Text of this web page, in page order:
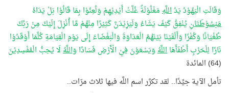
وَقَالَتِ الْيَهُوْدُ يَدُاللَّهِمَغْلُوْلَةٌ غُلَّتْ أَيْدِيْهِمْ وَلُعِنُوْا بِمَا قَالُوْا بَلْ يَدَاهُ
مَبْسُوْطَتَانِ يُنْفِقُ كَيْفَ يَشَاءُ وَلَيَزِيْدَنَّ كَثِيْرًا مِنْهُمْ مَّا أُنْزِلَ إِلَيْكَ مِنْ رَبِّكَ
طُغْيَانًا وَكُفْرًا وَأَلْقَيْنَا بَيْنَهُمُ الْعَدَاوَةَ وَالْبَغْضَاءَ إِلَى يَوْمِ الْقِيَامَةِ كُلَّمَا أَوْقَدُوْا
نَارًا لِلْحَرْبِ أَطْفَأَهَااللَّهُوَيَسْعَوْنَ فِيْ الْأَرْضِ فَسَادًا وَاللَّهُلَا يُحِبُّ الْمُفْسِدِيْنَ
(64) المائدة
تأمل الآية جيِّدًا.. لقد تكرَّر اسم اللَّه فيها ثلاث مرّات..